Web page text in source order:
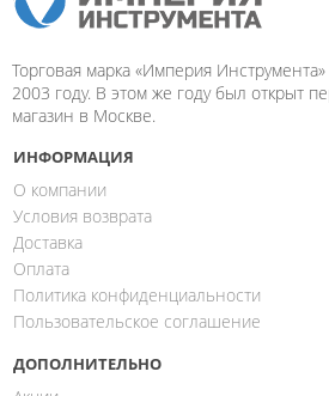
Торговая марка «Империя
2003 году. В этом же году был открыт
магазин в Москве.
ИНФОРМАЦИЯ
О компании
Условия возврата
Доставка
Оплата
Политика конфиденциальности
Пользовательское соглашение
ДОПОЛНИТЕЛЬНО